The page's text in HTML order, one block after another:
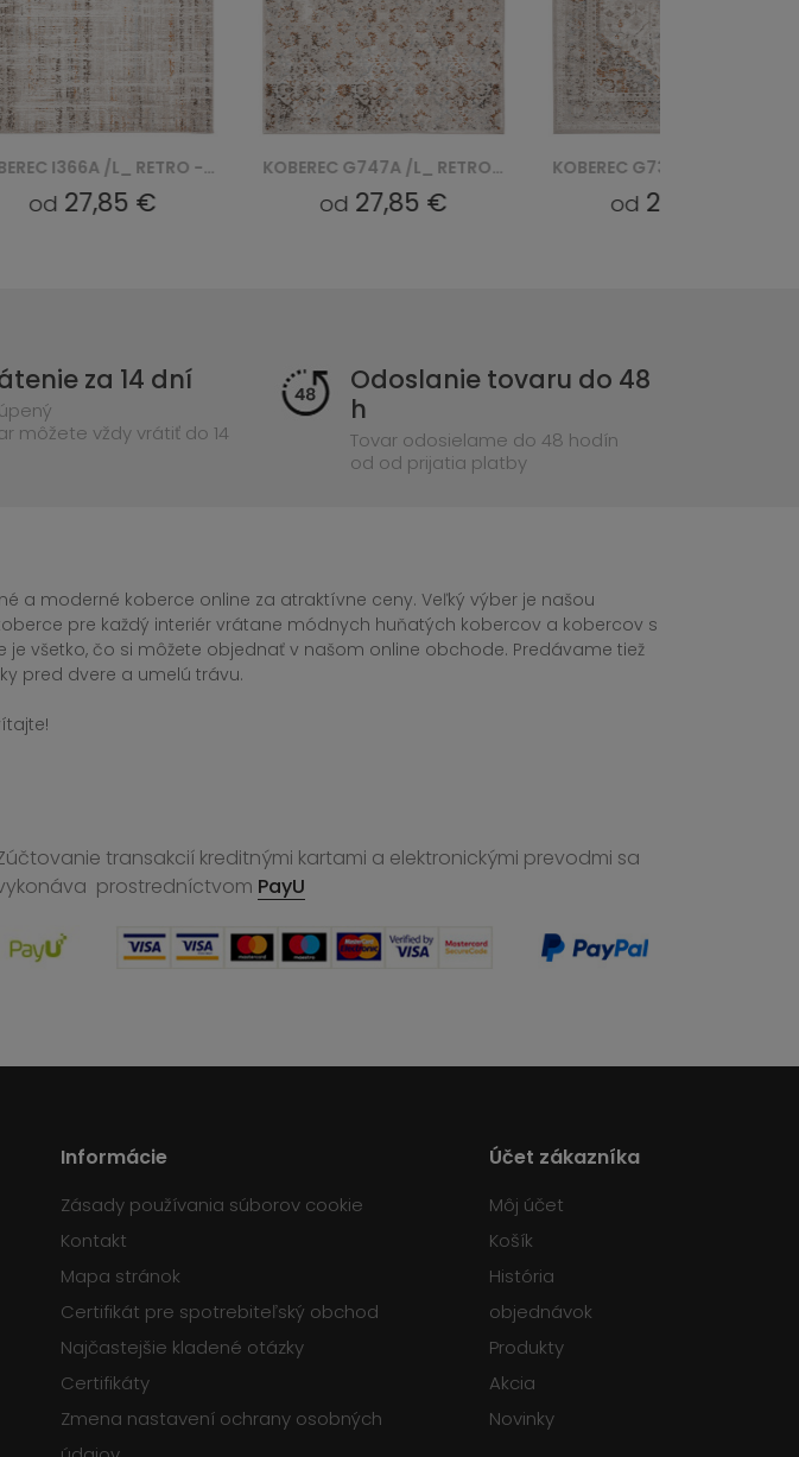
KOBEREC I366A /L_ RETRO - NIEBIESKI, BIAŁY
27,85 €
KOBEREC G747A /L_ RETRO - NIEBIESKI, BIAŁY
27,85 € 27,85 €
za 14 dní
môžete vždy vrátiť do 14
Odoslanie tovaru do 48
h
Tovar odosielame do 48 hodín
od od prijatia platby
a moderné koberce online za atraktívne ceny. Veľký výber je našou
pre každý interiér vrátane módnych huňatých kobercov a kobercov s
je všetko, čo si môžete objednať v našom online obchode. Predávame tiež
pred dvere a umelú trávu.
transakcií kreditnými kartami a elektronickými prevodmi sa
prostredníctvom PayU
Informácie
Zásady používania súborov cookie
Kontakt
Mapa stránok
Certifikát pre spotrebiteľský obchod
Najčastejšie kladené otázky
Certifikáty
Zmena nastavení ochrany osobných
Účet zákazníka
Môj účet
Košík
História
objednávok
Produkty
Akcia
Novinky